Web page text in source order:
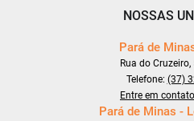
NOSSAS
Pará de
Rua do
Telefone: (37)
Entre em
Pará de Minas -